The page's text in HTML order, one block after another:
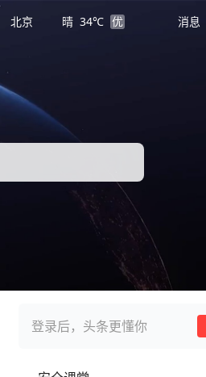
北京 晴 34℃ 优 消息
登录后，头条更懂你